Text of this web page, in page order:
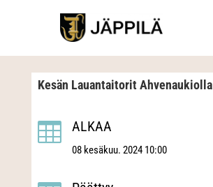
Kesän Lauantaitorit Ahvenaukiolla
 ALKAA
08 kesäkuu. 2024 10:00